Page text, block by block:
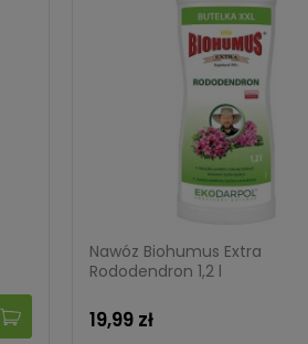
Nawóz Biohumus Extra
Rododendron 1,2 l
19,99 zł